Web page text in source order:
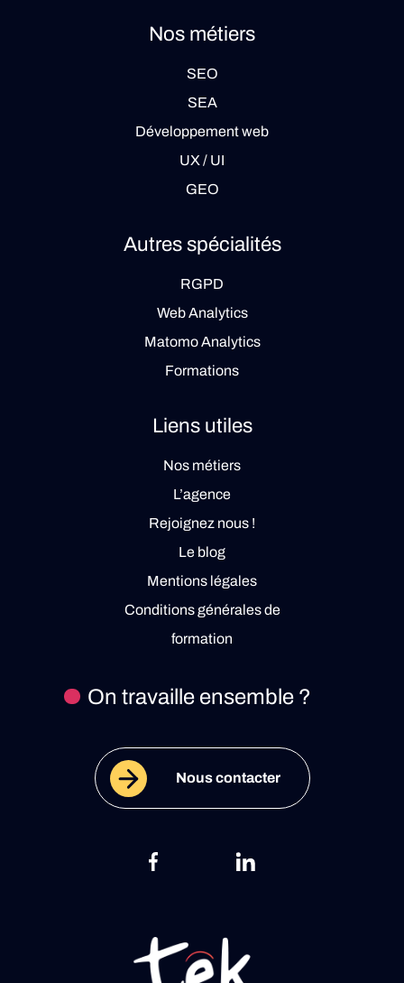
Nos métiers
SEO
SEA
Développement web
UX / UI
GEO
Autres spécialités
RGPD
Web Analytics
Matomo Analytics
Formations
Liens utiles
Nos métiers
L’agence
Rejoignez nous !
Le blog
Mentions légales
Conditions générales de
formation
On travaille ensemble ?
Nous contacter